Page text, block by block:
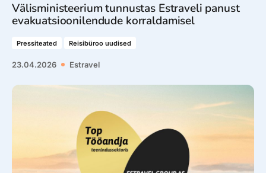
Välisministeerium tunnustas Estraveli panust
evakuatsioonilendude korraldamisel
Pressiteated Reisibüroo uudised
23.04.2026 Estravel